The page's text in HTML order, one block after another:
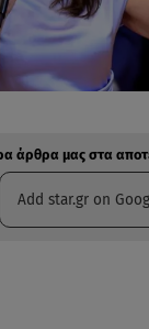
άρθρα μας στα
Add star.gr on